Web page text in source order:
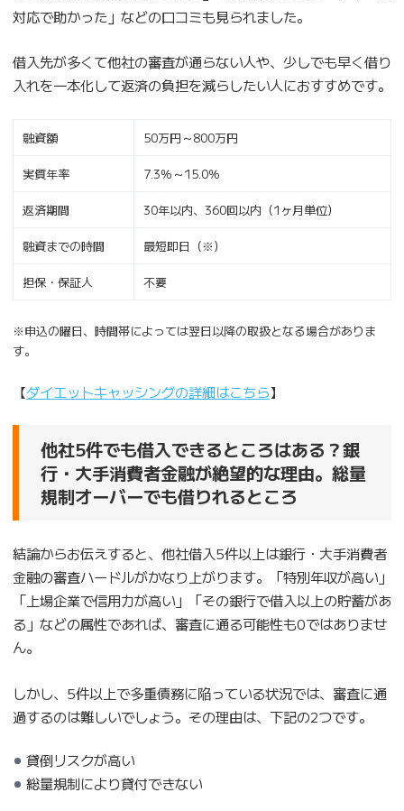
対応で助かった」などの口コミも見られました。
借入先が多くて他社の審査が通らない人や、少しでも早く借り
入れを一本化して返済の負担を減らしたい人におすすめです。
融資額 50万円～800万円
実質年率 7.3％～15.0％
返済期間 30年以内、360回以内（1ヶ月単位）
融資までの時間 最短即日（※）
担保・保証人 不要
※申込の曜日、時間帯によっては翌日以降の取扱となる場合がありま
す。
【ダイエットキャッシングの詳細はこちら】
他社5件でも借入できるところはある？銀
行・大手消費者金融が絶望的な理由。総量
規制オーバーでも借りれるところ
結論からお伝えすると、他社借入5件以上は銀行・大手消費者
金融の審査ハードルがかなり上がります。「特別年収が高い」
「上場企業で信用力が高い」「その銀行で借入以上の貯蓄があ
る」などの属性であれば、審査に通る可能性も0ではありませ
ん。
しかし、5件以上で多重債務に陥っている状況では、審査に通
過するのは難しいでしょう。その理由は、下記の2つです。
貸倒リスクが高い
総量規制により貸付できない